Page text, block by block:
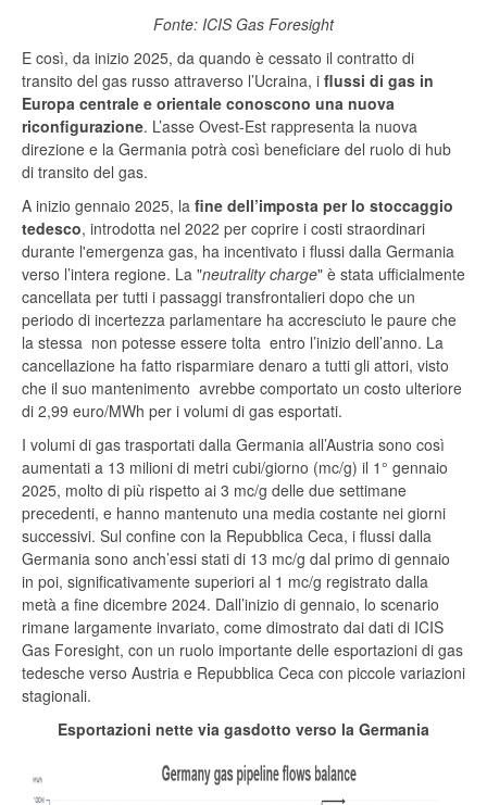
Fonte: ICIS Gas Foresight
E così, da inizio 2025, da quando è cessato il contratto di
transito del gas russo attraverso l’Ucraina, i flussi di gas in
Europa centrale e orientale conoscono una nuova
riconfigurazione. L’asse Ovest-Est rappresenta la nuova
direzione e la Germania potrà così beneficiare del ruolo di hub
di transito del gas.
A inizio gennaio 2025, la fine dell’imposta per lo stoccaggio
tedesco, introdotta nel 2022 per coprire i costi straordinari
durante l'emergenza gas, ha incentivato i flussi dalla Germania
verso l’intera regione. La "neutrality charge" è stata ufficialmente
cancellata per tutti i passaggi transfrontalieri dopo che un
periodo di incertezza parlamentare ha accresciuto le paure che
la stessa non potesse essere tolta entro l’inizio dell’anno. La
cancellazione ha fatto risparmiare denaro a tutti gli attori, visto
che il suo mantenimento avrebbe comportato un costo ulteriore
di 2,99 euro/MWh per i volumi di gas esportati.
I volumi di gas trasportati dalla Germania all’Austria sono così
aumentati a 13 milioni di metri cubi/giorno (mc/g) il 1° gennaio
2025, molto di più rispetto ai 3 mc/g delle due settimane
precedenti, e hanno mantenuto una media costante nei giorni
successivi. Sul confine con la Repubblica Ceca, i flussi dalla
Germania sono anch’essi stati di 13 mc/g dal primo di gennaio
in poi, significativamente superiori al 1 mc/g registrato dalla
metà a fine dicembre 2024. Dall’inizio di gennaio, lo scenario
rimane largamente invariato, come dimostrato dai dati di ICIS
Gas Foresight, con un ruolo importante delle esportazioni di gas
tedesche verso Austria e Repubblica Ceca con piccole variazioni
stagionali.
Esportazioni nette via gasdotto verso la Germania